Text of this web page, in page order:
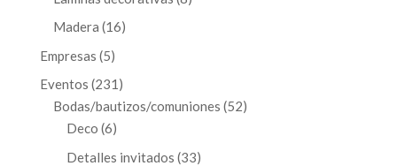
Madera 1616
Empresas 55
productos
Eventos 231 231
productos
Bodas/bautizos/comuniones 5252
Deco 66
productos
Detalles invitados 3333